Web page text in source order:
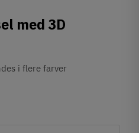
med 3D
i flere farver